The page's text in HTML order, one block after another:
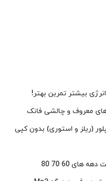
بیشتر تمرین بهتر!
معروف و چالشی فانک
(ریلز و استوری) بدون کپی
60 70 80